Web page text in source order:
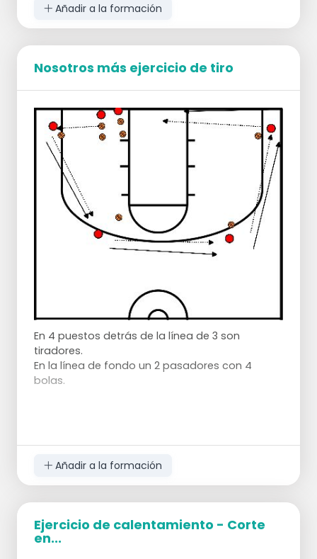
Añadir a la formación
Nosotros más ejercicio de tiro
En 4 puestos detrás de la línea de 3 son
tiradores.
En la línea de fondo un 2 pasadores con 4
bolas.
banda, que pasa al siguiente, etc. etc.
Hasta que el cuarto balón esté en la otra
banda, el tirador dispara.
La segunda bola en el segundo tirador y la
primera en el primer tirador y dispara.
Añadir a la formación
Ejercicio de calentamiento - Corte
en...